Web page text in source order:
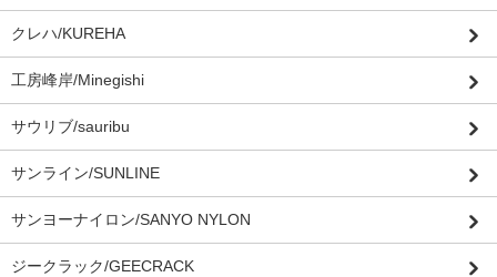
クレハ/KUREHA
工房峰岸/Minegishi
サウリブ/sauribu
サンライン/SUNLINE
サンヨーナイロン/SANYO NYLON
ジークラック/GEECRACK